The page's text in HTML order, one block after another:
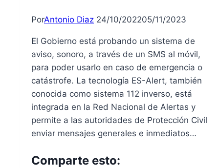
PorAntonio Diaz 24/10/202205/11/2023
El Gobierno está probando un sistema de
aviso, sonoro, a través de un SMS al móvil,
para poder usarlo en caso de emergencia o
catástrofe. La tecnología ES-Alert, también
conocida como sistema 112 inverso, está
integrada en la Red Nacional de Alertas y
permite a las autoridades de Protección Civil
enviar mensajes generales e inmediatos…
Comparte esto: